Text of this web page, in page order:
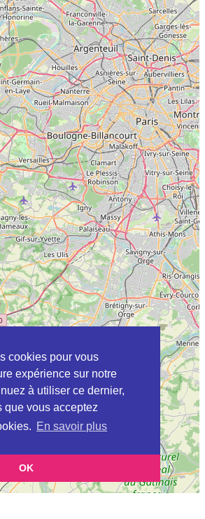
cookies pour vous
expérience sur notre
à utiliser ce dernier,
que vous acceptez
En savoir plus
OK